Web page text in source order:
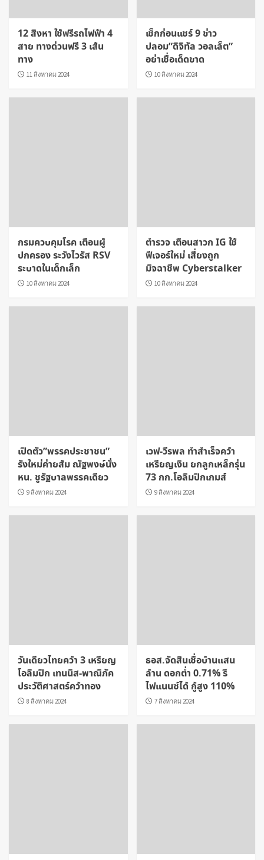
12 สิงหา ใช้ฟรีรถไฟฟ้า 4
สาย ทางด่วนฟรี 3 เส้น
ทาง
11 สิงหาคม 2024
เช็กก่อนแชร์ 9 ข่าว
ปลอม”ดิจิทัล วอลเล็ต”
อย่าเชื่อเด็ดขาด
10 สิงหาคม 2024
กรมควบคุมโรค เตือนผู้
ปกครอง ระวังไวรัส RSV
ระบาดในเด็กเล็ก
10 สิงหาคม 2024
ตำรวจ เตือนสาวก IG ใช้
ฟีเจอร์ใหม่ เสี่ยงถูก
มิจฉาชีพ Cyberstalker
10 สิงหาคม 2024
เปิดตัว”พรรคประชาชน”
รังใหม่ค่ายส้ม ณัฐพงษ์นั่ง
หน. ชูรัฐบาลพรรคเดียว
9 สิงหาคม 2024
เวฟ-วีรพล ทำสำเร็จคว้า
เหรียญเงิน ยกลูกเหล็กรุ่น
73 กก.โอลิมปิกเกมส์
9 สิงหาคม 2024
วันเดียวไทยคว้า 3 เหรียญ
โอลิมปิก เทนนิส-พาณิภัค
ประวัติศาสตร์คว้าทอง
8 สิงหาคม 2024
ธอส.จัดสินเชื่อบ้านแสน
ล้าน ดอกต่ำ 0.71% รี
ไฟแนนซ์ได้ กู้สูง 110%
7 สิงหาคม 2024